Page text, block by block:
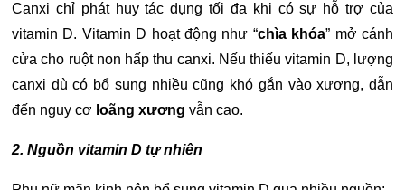
Canxi chỉ phát huy tác dụng tối đa khi có sự hỗ trợ của
vitamin D. Vitamin D hoạt động như “chìa khóa” mở cánh
cửa cho ruột non hấp thu canxi. Nếu thiếu vitamin D, lượng
canxi dù có bổ sung nhiều cũng khó gắn vào xương, dẫn
đến nguy cơ loãng xương vẫn cao.
2. Nguồn vitamin D tự nhiên